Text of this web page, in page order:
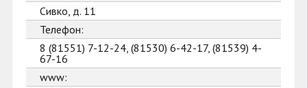
Сивко, д. 11
Телефон:
8 (81551) 7-12-24, (81530) 6-42-17, (81539) 4-
67-16
www: